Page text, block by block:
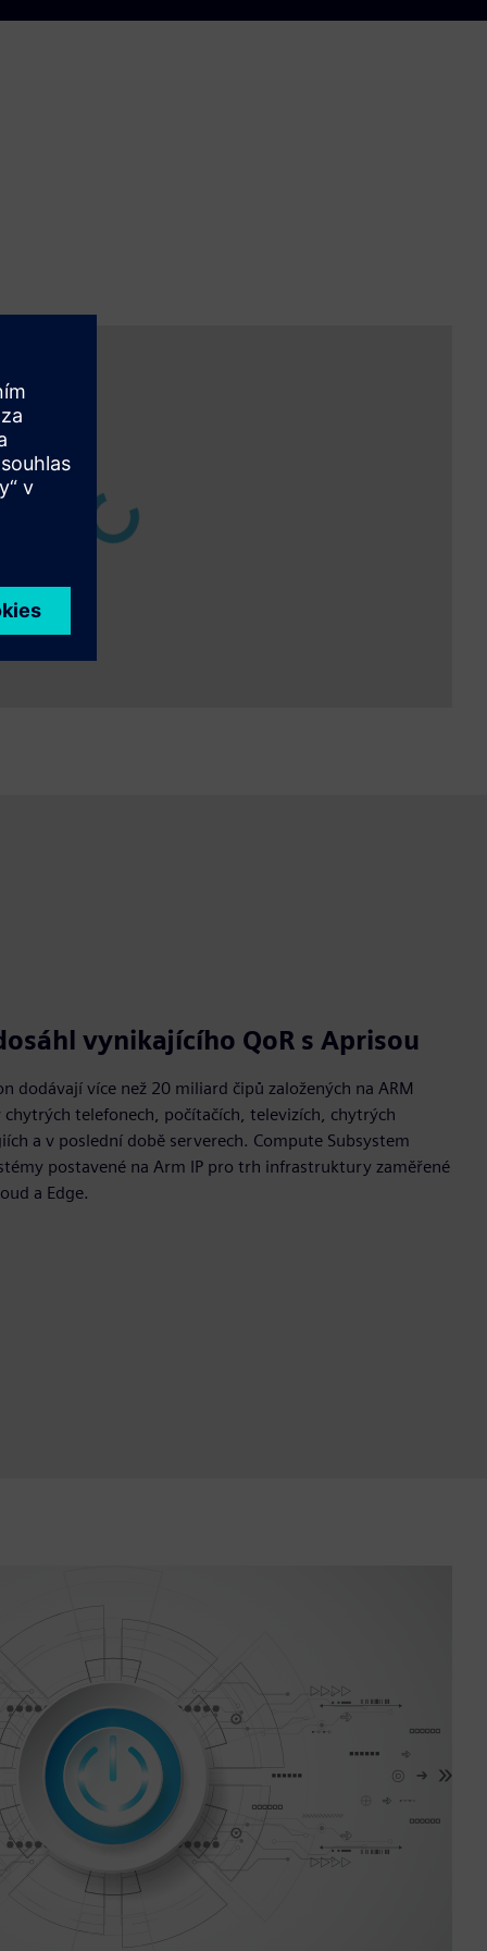
vynikajícího QoR s Aprisou
dodávají více než 20 miliard čipů založených na ARM
chytrých telefonech, počítačích, televizích, chytrých
a v poslední době serverech. Compute Subsystem
postavené na Arm IP pro trh infrastruktury zaměřené
a Edge.